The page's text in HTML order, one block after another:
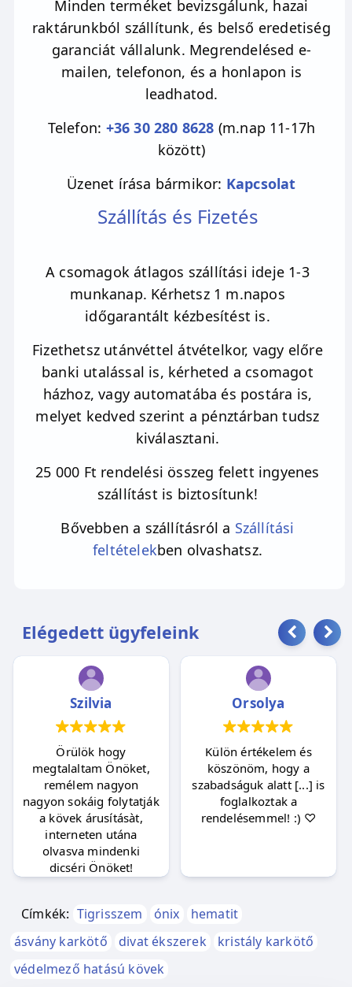
Minden terméket bevizsgálunk, hazai
raktárunkból szállítunk, és belső eredetiség
garanciát vállalunk. Megrendelésed e-
mailen, telefonon, és a honlapon is
leadhatod.
Telefon: +36 30 280 8628 (m.nap 11-17h
között)
Üzenet írása bármikor: Kapcsolat
Szállítás és Fizetés
A csomagok átlagos szállítási ideje 1-3
munkanap. Kérhetsz 1 m.napos
időgarantált kézbesítést is.
Fizethetsz utánvéttel átvételkor, vagy előre
banki utalással is, kérheted a csomagot
házhoz, vagy automatába és postára is,
melyet kedved szerint a pénztárban tudsz
kiválasztani.
25 000 Ft rendelési összeg felett ingyenes
szállítást is biztosítunk!
Bővebben a szállításról a Szállítási
feltételekben olvashatsz.
Elégedett ügyfeleink
Szilvia
Örülök hogy
megtalaltam Önöket,
remélem nagyon
nagyon sokáig folytatják
a kövek árusításàt,
interneten utána
olvasva mindenki
dicséri Önöket!
Orsolya
Külön értékelem és
köszönöm, hogy a
szabadságuk alatt [...] is
foglalkoztak a
rendelésemmel! :) ♡
Címkék: Tigrisszem ónix
hematit
ásvány karkötő
divat ékszerek
kristály karkötő
védelmező hatású kövek